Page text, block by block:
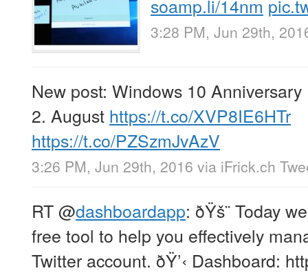
soamp.li/14nm
3:28 PM, Jun 29th,
New post: Windows 10
2. August https://t.co/XVP8IE6HTr
https://t.co/PZSzmJvAzV
3:26 PM, Jun 29th, 2016 via iFrick.ch
RT@dashboardapp: ðŸš¨ Today
free tool to help you effectively
Twitter account. ðŸ’‹ Dashboard: